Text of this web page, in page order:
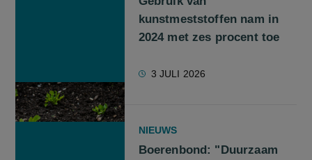
kunstmeststoffen nam in
2024 met zes procent toe
3 JULI 2026
NIEUWS
Boerenbond: "Duurzaam